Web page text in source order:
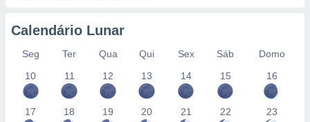
Calendário Lunar
Seg Ter Qua Qui Sex Sáb
Domo
10
11 12 13 14 15 16
17 18 19 20 21 22 23